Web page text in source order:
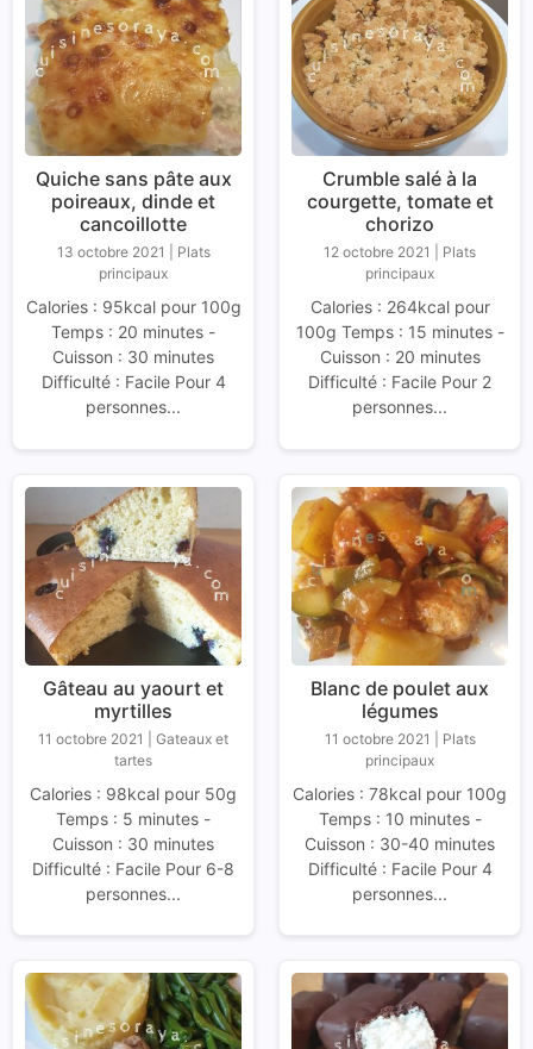
Quiche sans pâte aux
poireaux, dinde et
cancoillotte
13 octobre 2021
Plats
principaux
Calories : 95kcal pour 100g
Temps : 20 minutes -
Cuisson : 30 minutes
Difficulté : Facile Pour 4
personnes...
Crumble salé à la
courgette, tomate et
chorizo
12 octobre 2021
Plats
principaux
Calories : 264kcal pour
100g Temps : 15 minutes -
Cuisson : 20 minutes
Difficulté : Facile Pour 2
personnes...
Gâteau au yaourt et
myrtilles
11 octobre 2021
Gateaux et
tartes
Calories : 98kcal pour 50g
Temps : 5 minutes -
Cuisson : 30 minutes
Difficulté : Facile Pour 6-8
personnes...
Blanc de poulet aux
légumes
11 octobre 2021
Plats
principaux
Calories : 78kcal pour 100g
Temps : 10 minutes -
Cuisson : 30-40 minutes
Difficulté : Facile Pour 4
personnes...